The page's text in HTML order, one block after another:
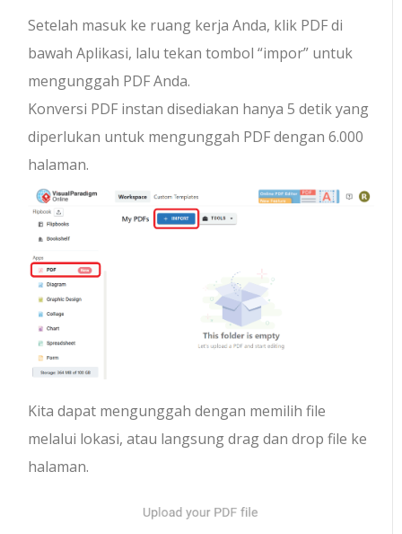
Setelah masuk ke ruang kerja Anda, klik PDF di
bawah Aplikasi, lalu tekan tombol “impor” untuk
mengunggah PDF Anda.
Konversi PDF instan disediakan hanya 5 detik yang
diperlukan untuk mengunggah PDF dengan 6.000
halaman.
Kita dapat mengunggah dengan memilih file
melalui lokasi, atau langsung drag dan drop file ke
halaman.